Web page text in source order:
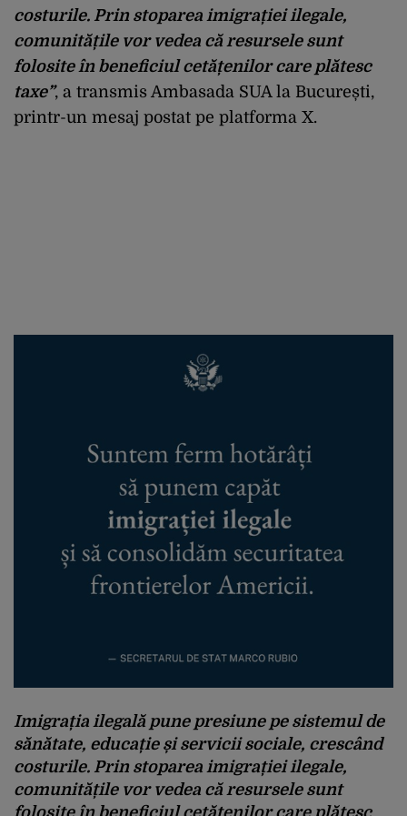
costurile. Prin stoparea imigrației ilegale,
comunitățile vor vedea că resursele sunt
folosite în beneficiul cetățenilor care plătesc
taxe”, a transmis Ambasada SUA la București,
printr-un mesaj postat pe platforma X.
Imigrația ilegală pune presiune pe sistemul de
sănătate, educație și servicii sociale, crescând
costurile. Prin stoparea imigrației ilegale,
comunitățile vor vedea că resursele sunt
folosite în beneficiul cetățenilor care plătesc